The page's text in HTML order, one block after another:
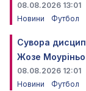
08.08.2026 13:01
Новини
Футбол
Сувора
Жозе Моуріньо
08.08.2026 12:01
Новини
Футбол